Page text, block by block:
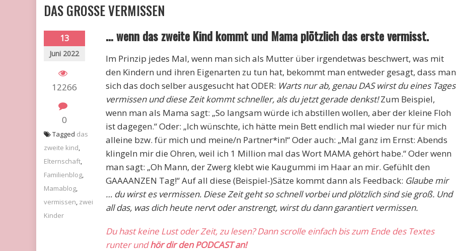
DAS GROSSE VERMISSEN
13
Juni 2022
12266
0
… wenn das zweite Kind kommt und Mama plötzlich das erste vermisst.
Im Prinzip jedes Mal, wenn man sich als Mutter über irgendetwas beschwert, was mit
den Kindern und ihren Eigenarten zu tun hat, bekommt man entweder gesagt, dass man
sich das doch selber ausgesucht hat ODER: Warts nur ab, genau DAS wirst du eines Tages
vermissen und diese Zeit kommt schneller, als du jetzt gerade denkst!Zum Beispiel,
wenn man als Mama sagt: „So langsam würde ich abstillen wollen, aber der kleine Floh
ist dagegen.“ Oder: „Ich wünschte, ich hätte mein Bett endlich mal wieder nur für mich
alleine bzw. für mich und meine/n Partner*in!“ Oder auch: „Mal ganz im Ernst: Abends
klingeln mir die Ohren, weil ich 1 Million mal das Wort MAMA gehört habe.“ Oder wenn
man sagt: „Oh Mann, der Zwerg klebt wie Kaugummi im Haar an mir. Gefühlt den
GAAAANZEN Tag!“ Auf all diese (Beispiel-)Sätze kommt dann als Feedback: Glaube mir
… du wirst es vermissen. Diese Zeit geht so schnell vorbei und plötzlich sind sie groß. Und
all das, was dich heute nervt oder anstrengt, wirst du dann garantiert vermissen.
Du hast keine Lust oder Zeit, zu lesen? Dann scrolle einfach bis zum Ende des Textes
runter undhör dir den PODCAST an!
Tagged das
zweite kind,
Elternschaft,
Familienblog,
Mamablog,
vermissen, zwei
Kinder